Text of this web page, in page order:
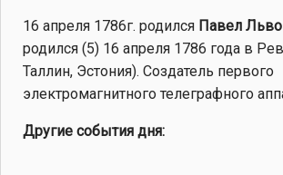
16 апреля 1786г. родился Павел
родился (5) 16 апреля 1786 года в
Таллин, Эстония). Создатель первого
электромагнитного телеграфного
Другие события дня: